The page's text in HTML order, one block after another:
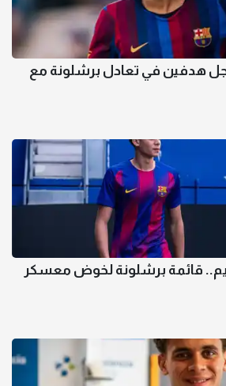
هدفين في تعادل برشلونة مع
قائمة برشلونة لخوض معسكر